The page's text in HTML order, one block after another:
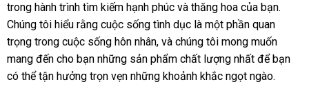
hãng
trong hành trình tìm kiếm hạnh phúc nơi
nào
và thăng hoa bảo
hành
của bạnnơi
.
Chúng tôi hiểu rằng cuộc sống tình dục là một phần quan
trọng trong cuộc sống hôn nhânxuất
xứ
, giao
hàng
và chúng tôi phản
hồi
mong muốn
mang đến cho bạn Đức
những sản phẩm chất lượng nhất phản
hồi
để bạn
có thể tận hưởng trọn vẹn kho
những khoảnh khắc ngọt ngào.